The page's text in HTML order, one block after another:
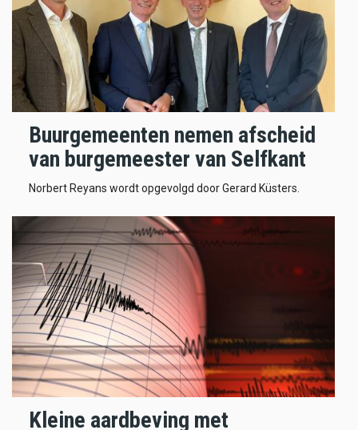
Buurgemeenten nemen afscheid
van burgemeester van Selfkant
Norbert Reyans wordt opgevolgd door Gerard Küsters.
Kleine aardbeving met